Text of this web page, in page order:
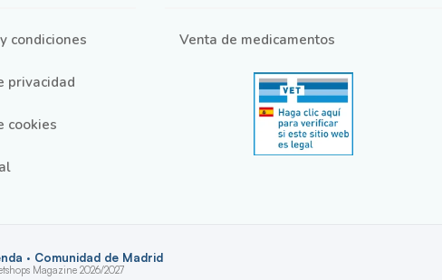
condiciones
privacidad
cookies
Venta de medicamentos
· Comunidad de Madrid
Magazine 2026/2027